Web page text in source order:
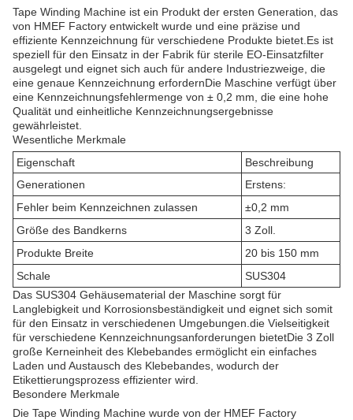
Tape Winding Machine ist ein Produkt der ersten Generation, das
von HMEF Factory entwickelt wurde und eine präzise und
effiziente Kennzeichnung für verschiedene Produkte bietet.Es ist
speziell für den Einsatz in der Fabrik für sterile EO-Einsatzfilter
ausgelegt und eignet sich auch für andere Industriezweige, die
eine genaue Kennzeichnung erfordernDie Maschine verfügt über
eine Kennzeichnungsfehlermenge von ± 0,2 mm, die eine hohe
Qualität und einheitliche Kennzeichnungsergebnisse
gewährleistet.
Wesentliche Merkmale
Eigenschaft
Beschreibung
Generationen
Erstens:
Fehler beim Kennzeichnen zulassen
±0,2 mm
Größe des Bandkerns
3 Zoll.
Produkte Breite
20 bis 150 mm
Schale
SUS304
Das SUS304 Gehäusematerial der Maschine sorgt für
Langlebigkeit und Korrosionsbeständigkeit und eignet sich somit
für den Einsatz in verschiedenen Umgebungen.die Vielseitigkeit
für verschiedene Kennzeichnungsanforderungen bietetDie 3 Zoll
große Kerneinheit des Klebebandes ermöglicht ein einfaches
Laden und Austausch des Klebebandes, wodurch der
Etikettierungsprozess effizienter wird.
Besondere Merkmale
Die Tape Winding Machine wurde von der HMEF Factory